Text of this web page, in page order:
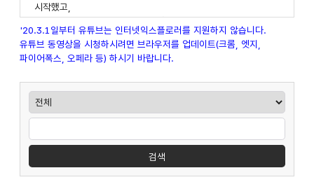
시작했고,
결국 그 안의 숨겨진 비밀 까지 펼쳤습니다.
이 어려운 공식을 전광판에 건 곳은 바로 세계 최고의 검색엔진
구땡!
셈인데요.
만약 개발자라면 이 문제가 단순한 문제가 아닌 걸 단번에
알아차렸을 것입니다.
문제를 풀면 비밀 웹사이트로 연결되는데,
그것이 바로 굿 등의 비공개 채용 페이지였던 겁니다.
아무나 높은 수준의 난제를 던져 놓고,
'20.3.1일부터 유튜브는 인터넷익스플로러를 지원하지 않습니다.
유튜브 동영상을 시청하시려면 브라우저를 업데이트(크롬, 엣지,
파이어폭스, 오페라 등) 하시기 바랍니다.
게시판검색
검색